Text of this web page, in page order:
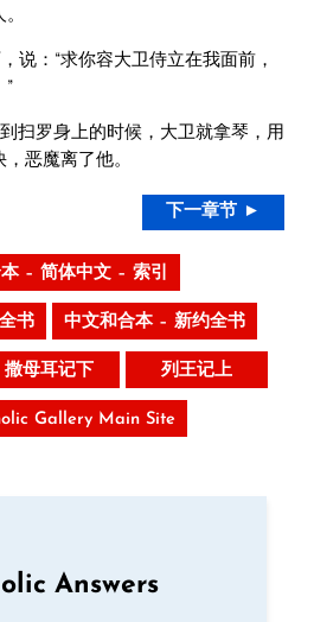
说：“求你容大卫侍立在我面前，
扫罗身上的时候，大卫就拿琴，用
恶魔离了他。
下一章节 ►
– 简体中文 – 索引
书 中文和合本 – 新约全书
撒母耳记下 列王记上
Gallery Main Site
Answers